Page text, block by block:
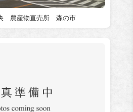
央 農産物直売所 森の市